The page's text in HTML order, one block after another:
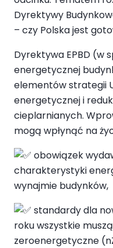
Dyrektywy
– czy Polska jest
Dyrektywa EPBD (w
energetycznej
elementów strategii
energetycznej i
cieplarnianych.
mogą wpłynąć na
obowiązek
charakterystyki
wynajmie budynków,
standardy dla
roku wszystkie
zeroenergetyczne